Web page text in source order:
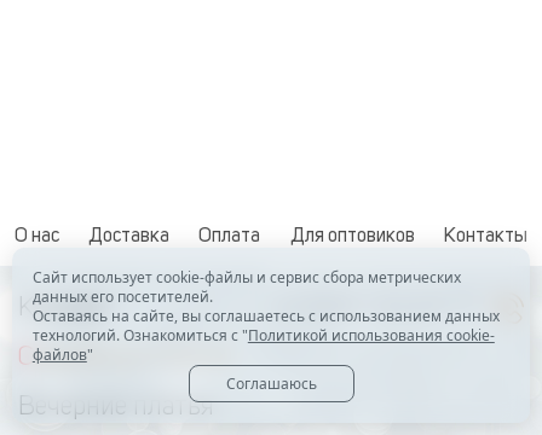
О нас Доставка Оплата Для оптовиков Контакты
Каталог
+7 (919) 123-24-77
Свадебные платья
Вечерние платья
Сайт использует cookie-файлы и сервис сбора метрических
данных его посетителей.
Оставаясь на сайте, вы соглашаетесь с использованием данных
технологий. Ознакомиться с "Политикой использования cookie-
файлов"
Соглашаюсь